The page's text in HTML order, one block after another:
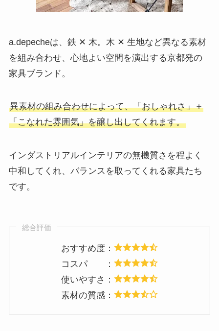
a.depecheは、鉄 ✕ 木。木 ✕ 生地など異なる素材
を組み合わせ、心地よい空間を演出する京都発の
家具ブランド。
異素材の組み合わせによって、「おしゃれさ」＋
「こなれた雰囲気」を醸し出してくれます。
インダストリアルインテリアの無機質さを程よく
中和してくれ、バランスを取ってくれる家具たち
です。
総合評価
おすすめ度：
コスパ ：
使いやすさ：
素材の質感：